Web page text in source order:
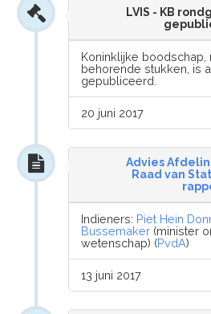
LVIS - KB
Koninklijke boodschap,
behorende stukken, is
gepubliceerd.
20 juni 2017
Advies
Raad van
Indieners: Piet Hein
Bussemaker (minister
wetenschap) (PvdA)
13 juni 2017